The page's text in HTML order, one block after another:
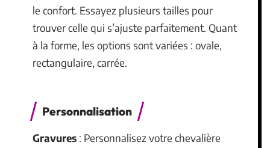
le confort. Essayez plusieurs tailles pour
trouver celle qui s’ajuste parfaitement. Quant
à la forme, les options sont variées : ovale,
rectangulaire, carrée.
Personnalisation
Gravures : Personnalisez votre chevalière